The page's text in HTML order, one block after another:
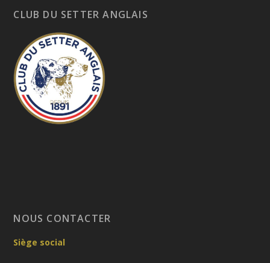
CLUB DU SETTER ANGLAIS
NOUS CONTACTER
Siège social